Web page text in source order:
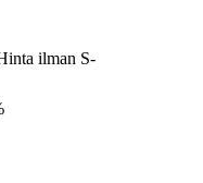
ilman S-